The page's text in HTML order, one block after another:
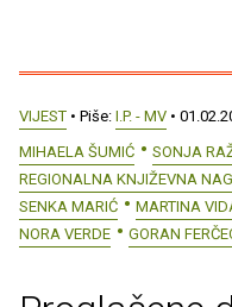
VIJEST • Piše: I.P. - MV •
MIHAELA ŠUMIĆ
SONJA
REGIONALNA KNJIŽEVNA
SENKA MARIĆ
MARTINA
NORA VERDE
GORAN